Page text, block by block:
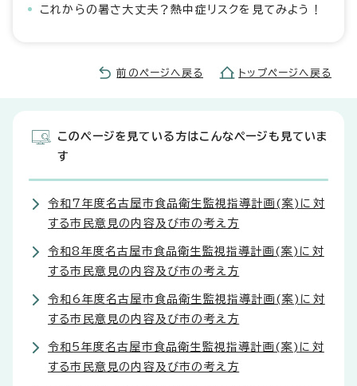
これからの暑さ大丈夫？熱中症リスクを見てみよう！
前のページへ戻る トップページへ戻る
このページを見ている方はこんなページも見ていま
す
令和7年度名古屋市食品衛生監視指導計画(案)に対
する市民意見の内容及び市の考え方
令和8年度名古屋市食品衛生監視指導計画(案)に対
する市民意見の内容及び市の考え方
令和6年度名古屋市食品衛生監視指導計画(案)に対
する市民意見の内容及び市の考え方
令和5年度名古屋市食品衛生監視指導計画(案)に対
する市民意見の内容及び市の考え方